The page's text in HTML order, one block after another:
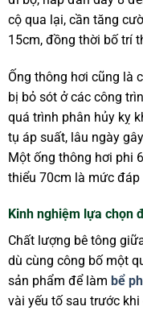
cộ qua lại, cần tăng
15cm, đồng thời bố trí
Ống thông hơi cũng là
bị bỏ sót ở các công
quá trình phân hủy kỵ
tụ áp suất, lâu ngày
Một ống thông hơi phi
thiểu 70cm là mức
Kinh nghiệm lựa chọn
Chất lượng bê tông
dù cùng công bố một
sản phẩm để làm bể
vài yếu tố sau trước